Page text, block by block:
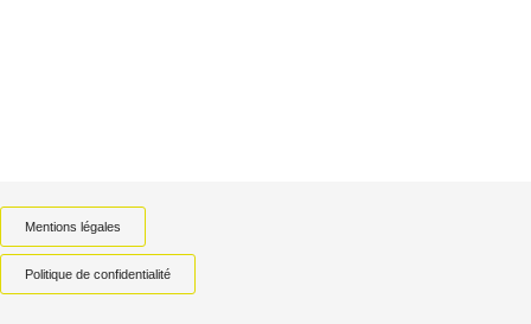
Mentions légales
Politique de confidentialité